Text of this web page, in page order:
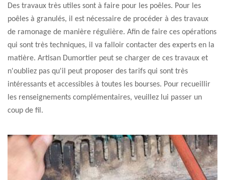
Des travaux très utiles sont à faire pour les poêles. Pour les
poêles à granulés, il est nécessaire de procéder à des travaux
de ramonage de manière régulière. Afin de faire ces opérations
qui sont très techniques, il va falloir contacter des experts en la
matière. Artisan Dumortier peut se charger de ces travaux et
n'oubliez pas qu'il peut proposer des tarifs qui sont très
intéressants et accessibles à toutes les bourses. Pour recueillir
les renseignements complémentaires, veuillez lui passer un
coup de fil.